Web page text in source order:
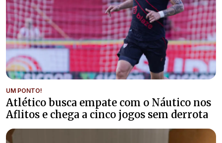
UM PONTO!
Atlético busca empate com o Náutico nos
Aflitos e chega a cinco jogos sem derrota